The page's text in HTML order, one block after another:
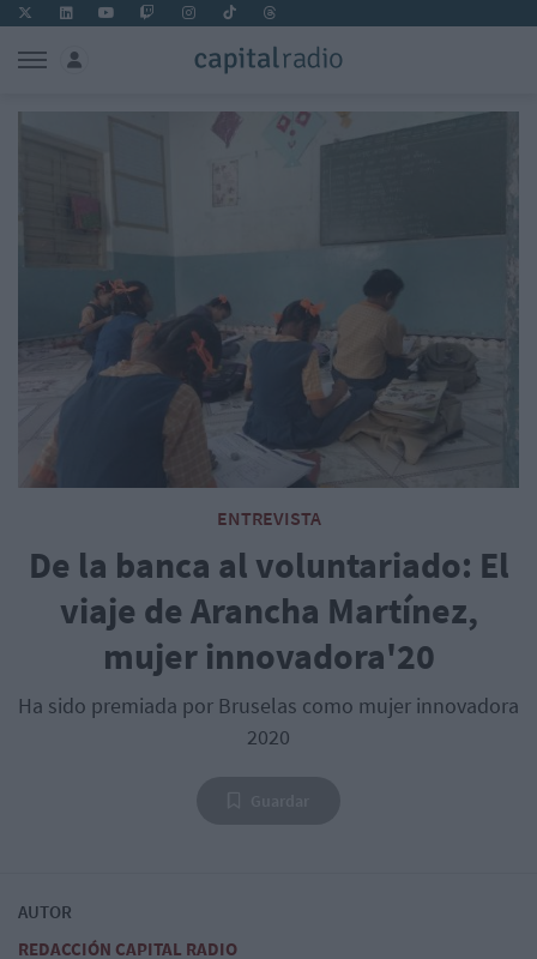
ENTREVISTA
De la banca al voluntariado: El
viaje de Arancha Martínez,
mujer innovadora'20
Ha sido premiada por Bruselas como mujer innovadora
2020
AUTOR
REDACCIÓN CAPITAL RADIO